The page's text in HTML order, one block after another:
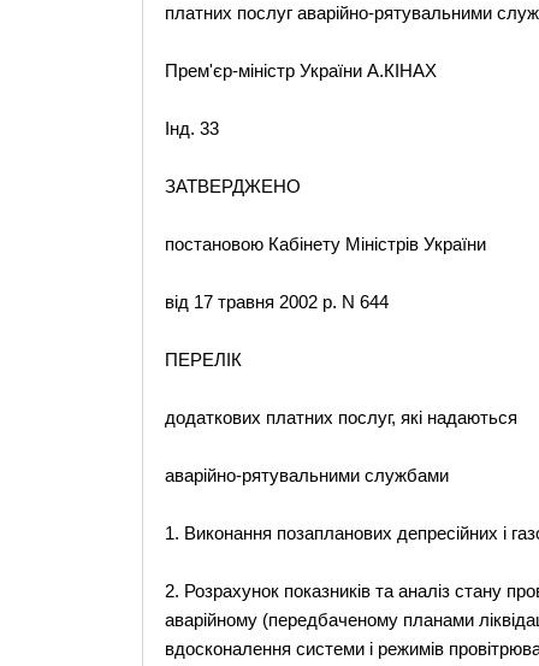
платних послуг аварійно-рятувальними
Прем'єр-міністр України А.КІНАХ
Інд. 33
ЗАТВЕРДЖЕНО
постановою Кабінету Міністрів України
від 17 травня 2002 р. N 644
ПЕРЕЛІК
додаткових платних послуг, які надаються
аварійно-рятувальними службами
1. Виконання позапланових депресійних і
2. Розрахунок показників та аналіз стану
аварійному (передбаченому планами
вдосконалення системи і режимів